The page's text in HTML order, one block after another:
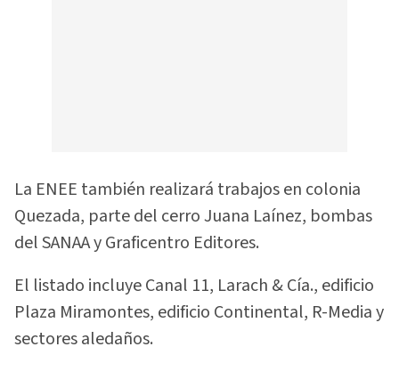
La ENEE también realizará trabajos en colonia
Quezada, parte del cerro Juana Laínez, bombas
del SANAA y Graficentro Editores.
El listado incluye Canal 11, Larach & Cía., edificio
Plaza Miramontes, edificio Continental, R-Media y
sectores aledaños.